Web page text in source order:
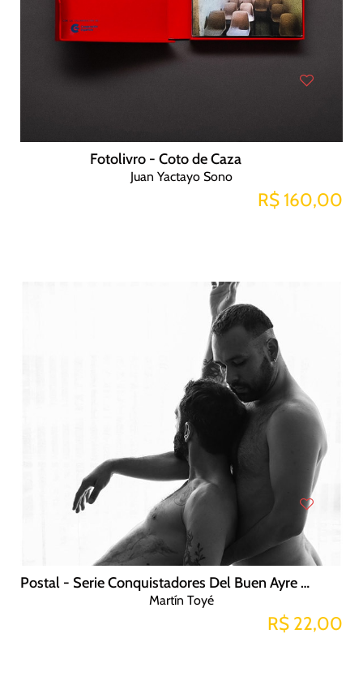
Fotolivro - Coto de Caza
Juan Yactayo Sono
R$ 160,00
Postal - Serie Conquistadores Del Buen Ayre Franco y Esteban
Martín Toyé
R$ 22,00